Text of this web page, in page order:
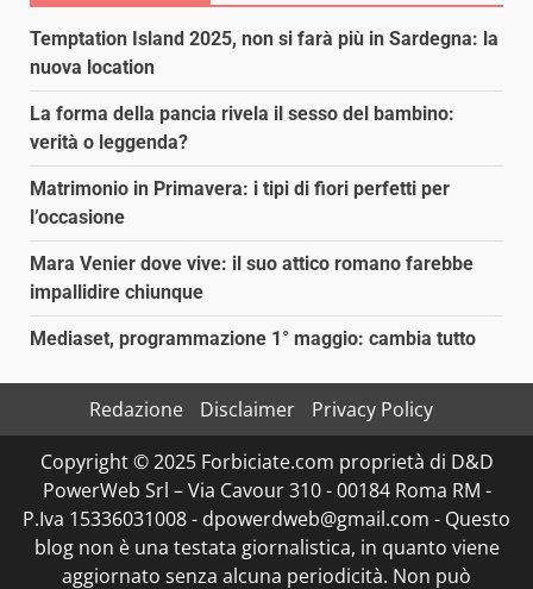
Temptation Island 2025, non si farà più in Sardegna: la
nuova location
La forma della pancia rivela il sesso del bambino:
verità o leggenda?
Matrimonio in Primavera: i tipi di fiori perfetti per
l’occasione
Mara Venier dove vive: il suo attico romano farebbe
impallidire chiunque
Mediaset, programmazione 1° maggio: cambia tutto
Redazione Disclaimer
Privacy Policy
Copyright © 2025 Forbiciate.com proprietà di D&D
PowerWeb Srl – Via Cavour 310 - 00184 Roma RM -
P.Iva 15336031008 - dpowerdweb@gmail.com - Questo
blog non è una testata giornalistica, in quanto viene
aggiornato senza alcuna periodicità. Non può